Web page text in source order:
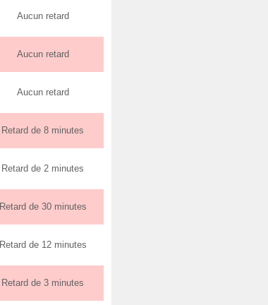
Aucun retard
Aucun retard
Aucun retard
Retard de 8 minutes
Retard de 2 minutes
Retard de 30 minutes
Retard de 12 minutes
Retard de 3 minutes